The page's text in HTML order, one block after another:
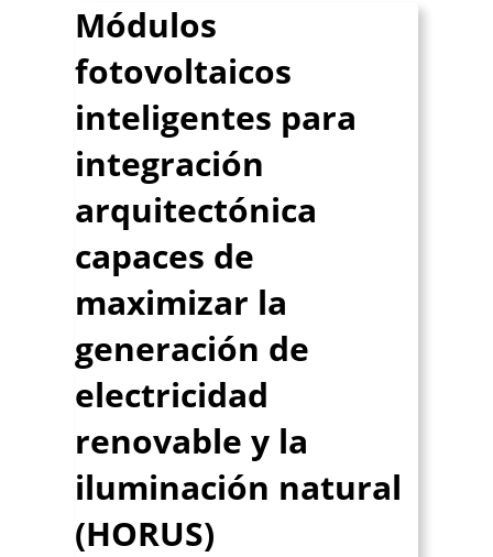
Módulos
fotovoltaicos
inteligentes para
integración
arquitectónica
capaces de
maximizar la
generación de
electricidad
renovable y la
iluminación natural
(HORUS)